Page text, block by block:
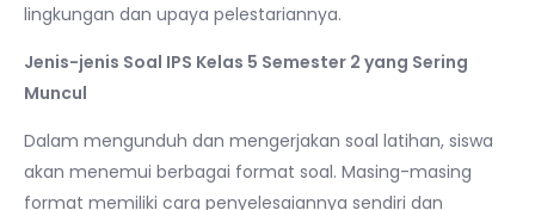
lingkungan dan upaya pelestariannya.
Jenis-jenis Soal IPS Kelas 5 Semester 2 yang Sering
Muncul
Dalam mengunduh dan mengerjakan soal latihan, siswa
akan menemui berbagai format soal. Masing-masing
format memiliki cara penyelesaiannya sendiri dan